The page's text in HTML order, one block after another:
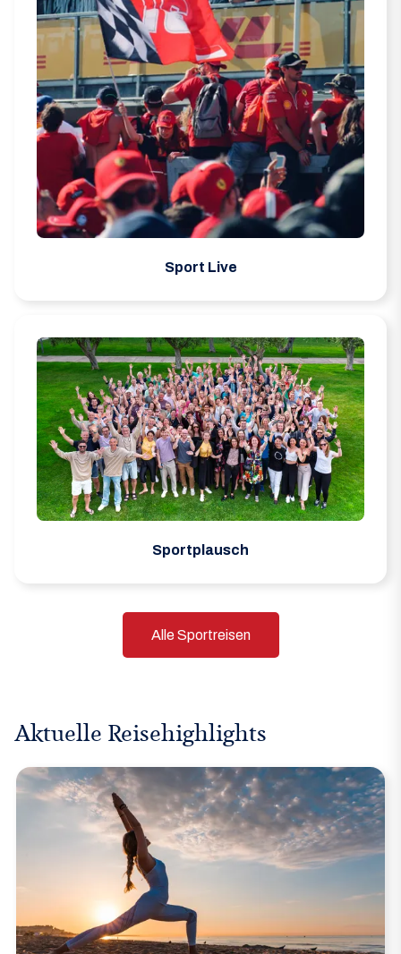
Sport Live
Sportplausch
Alle Sportreisen
Aktuelle Reisehighlights